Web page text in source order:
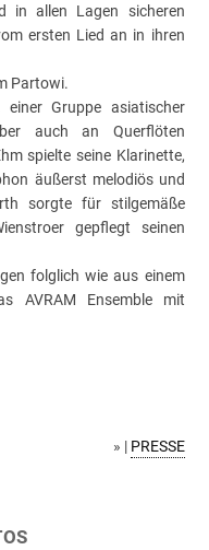
in allen Lagen sicheren
ersten Lied an in ihren
Partowi.
Gruppe asiatischer
auch an Querflöten
spielte seine Klarinette,
äußerst melodiös und
sorgte für stilgemäße
gepflegt seinen
folglich wie aus einem
AVRAM Ensemble mit
» | PRESSE